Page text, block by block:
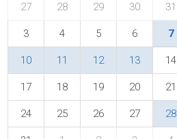
27 28 29 30 31
3 4 5 6 7
10 11 12 13 14
17 18 19 20 21
24 25 26 27 28